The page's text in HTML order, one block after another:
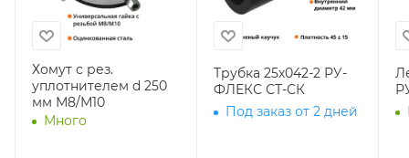
Хомут с рез.
уплотнителем d 250
мм М8/М10
Много
Трубка 25х042-2 РУ-
ФЛЕКС СТ-СК
Под заказ от 2 дней